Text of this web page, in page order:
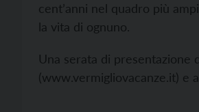
cent’anni nel quadro più
la vita di ognuno.
Una serata di presentazione
(www.vermigliovacanze.it) e a